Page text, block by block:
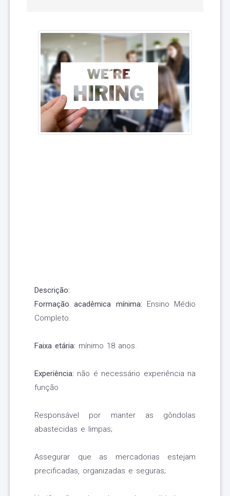
Descrição:
Formação acadêmica mínima: Ensino Médio
Completo.
Faixa etária: mínimo 18 anos.
Experiência: não é necessário experiência na
função
Responsável por manter as gôndolas
abastecidas e limpas;
Assegurar que as mercadorias estejam
precificadas, organizadas e seguras;